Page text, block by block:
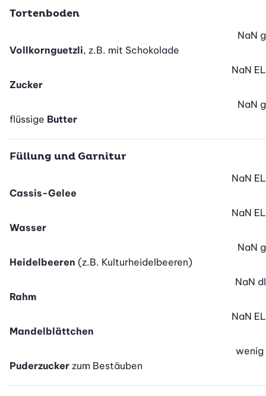
Tortenboden
Vollkornguetzli, z.B. mit Schokolade
NaN g
Zucker
NaN EL
flüssige Butter
NaN g
Füllung und Garnitur
Cassis-Gelee
NaN EL
Wasser
NaN EL
Heidelbeeren (z.B. Kulturheidelbeeren)
NaN g
Rahm
NaN dl
Mandelblättchen
NaN EL
Puderzucker zum Bestäuben
wenig